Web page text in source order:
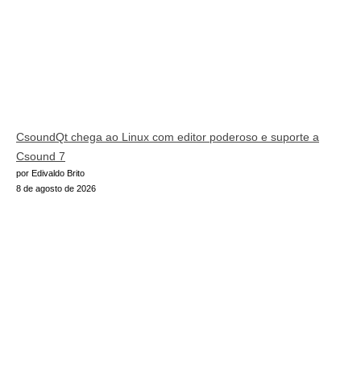
CsoundQt chega ao Linux com editor poderoso e suporte a
Csound 7
por Edivaldo Brito
8 de agosto de 2026